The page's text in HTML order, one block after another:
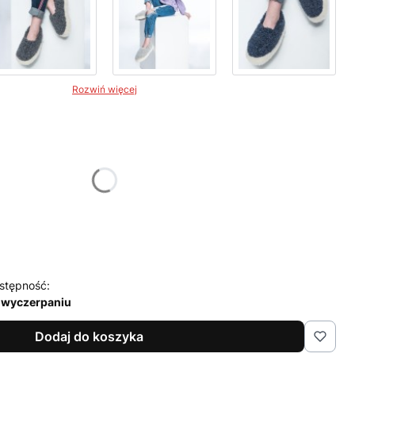
Rozwiń więcej
Dodaj do koszyka